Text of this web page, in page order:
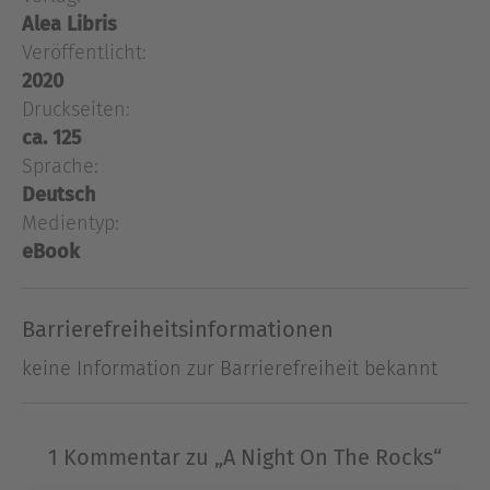
quer durch Cocktailkarte und literarischer
Genres.Fantastisch, gruselig, romantisch,
spannend, anders – lehnt euch zurück und
genießt …*präsentiert von Chefbarkeeperin
Michaela Harich
Über Susanne Pavlovic
Susanne Pavlovic, besser bekannt als Textehexe,
ist Jahrgang 1972 und lebt im schönen Bamberg.
Selfpublishing.
Ausblenden
Alea Libris
Veröffentlicht:
2020
Druckseiten:
ca. 125
Sprache:
Deutsch
Medientyp:
eBook
Barrierefreiheitsinformationen
keine Information zur Barrierefreiheit bekannt
1 Kommentar zu „A Night On The Rocks“